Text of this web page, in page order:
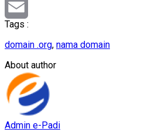
Reddit
Email
Tags :
domain .org, nama domain
About author
Admin e-Padi